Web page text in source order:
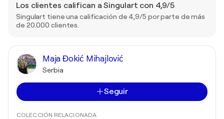
Los clientes califican a Singulart con 4,9/5
Singulart tiene una calificación de 4,9/5 por parte de más
de 20.000 clientes.
Maja Đokić Mihajlović
Serbia
Seguir
COLECCIÓN RELACIONADA